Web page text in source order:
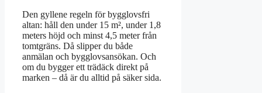
Den gyllene regeln för bygglovsfri
altan: håll den under 15 m², under 1,8
meters höjd och minst 4,5 meter från
tomtgräns. Då slipper du både
anmälan och bygglovsansökan. Och
om du bygger ett trädäck direkt på
marken – då är du alltid på säker sida.